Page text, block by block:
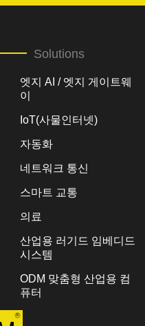
Solutions
엣지 AI / 엣지 게이트웨
이
IoT(사물인터넷)
자동화
네트워크 통신
스마트 교통
의료
산업용 러기드 임베디드
시스템
ODM 맞춤형 산업용 컴
퓨터